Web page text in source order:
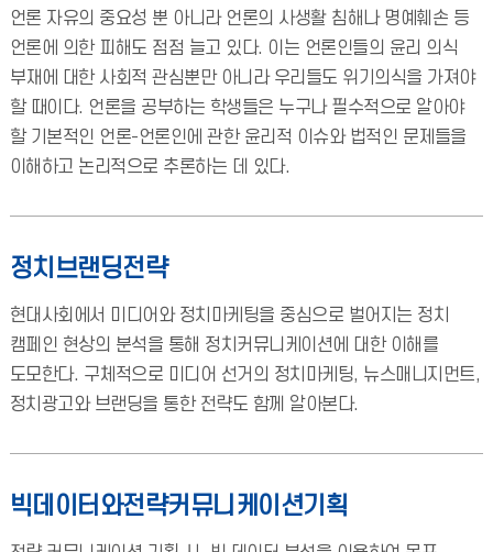
언론 자유의 중요성 뿐 아니라 언론의 사생활 침해나 명예훼손 등
언론에 의한 피해도 점점 늘고 있다. 이는 언론인들의 윤리 의식
부재에 대한 사회적 관심뿐만 아니라 우리들도 위기의식을 가져야
할 때이다. 언론을 공부하는 학생들은 누구나 필수적으로 알아야
할 기본적인 언론-언론인에 관한 윤리적 이슈와 법적인 문제들을
이해하고 논리적으로 추론하는 데 있다.
정치브랜딩전략
현대사회에서 미디어와 정치마케팅을 중심으로 벌어지는 정치
캠페인 현상의 분석을 통해 정치커뮤니케이션에 대한 이해를
도모한다. 구체적으로 미디어 선거의 정치마케팅, 뉴스매니지먼트,
정치광고와 브랜딩을 통한 전략도 함께 알아본다.
빅데이터와전략커뮤니케이션기획